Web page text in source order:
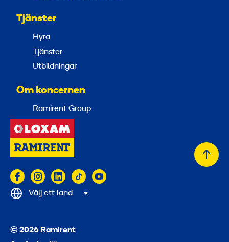
Tjänster
Hyra
Tjänster
Utbildningar
Om koncernen
Ramirent Group
© 2026 Ramirent
Välj ett land